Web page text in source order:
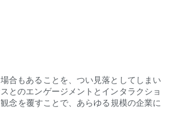
合もあることを、つい見落としてしまい
とのエンゲージメントとインタラクショ
念を覆すことで、あらゆる規模の企業に